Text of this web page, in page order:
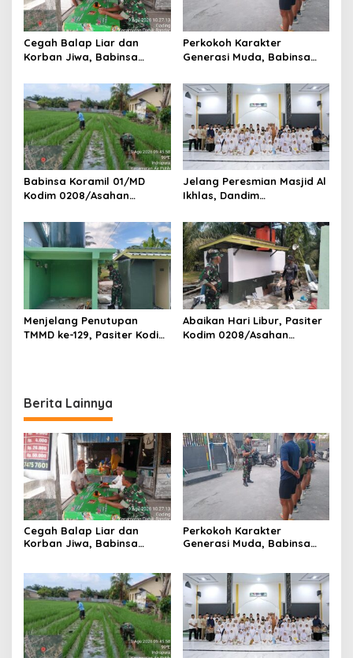
Cegah Balap Liar dan
Korban Jiwa, Babinsa
0208/Asahan Gelar Komsos
Tegur Pengendara dan
Serap Informasi Warga
Perkokoh Karakter
Generasi Muda, Babinsa
0208/Asahan Rangkul
Pelajar dan Mahasiswa
Lewat Wasbang
Babinsa Koramil 01/MD
Kodim 0208/Asahan
Tanaman Padi Dengan
Bersihkan Gulma
Jelang Peresmian Masjid Al
Ikhlas, Dandim
dan Doa Bersama serta
Santuni Anak Yatim
Menjelang Penutupan
TMMD ke-129, Pasiter Kodim
Abaikan Hari Libur, Pasiter
Kodim 0208/Asahan
Berita Lainnya
Cegah Balap Liar dan
Korban Jiwa, Babinsa
Tegur Pengendara dan
Serap Informasi Warga
Perkokoh Karakter
Generasi Muda, Babinsa
Pelajar dan Mahasiswa
Lewat Wasbang